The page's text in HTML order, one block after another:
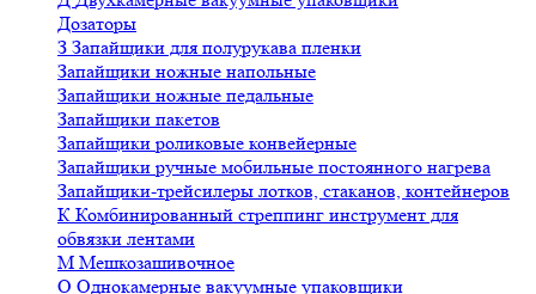
Дозаторы
З Запайщики для полурукава пленки
Запайщики ножные напольные
Запайщики ножные педальные
Запайщики пакетов
Запайщики роликовые конвейерные
Запайщики ручные мобильные постоянного нагрева
Запайщики-трейсилеры лотков, стаканов, контейнеров
К Комбинированный стреппинг инструмент для
обвязки лентами
М Мешкозашивочное
О Однокамерные вакуумные упаковщики